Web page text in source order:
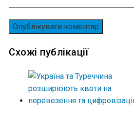
Схожі публікації